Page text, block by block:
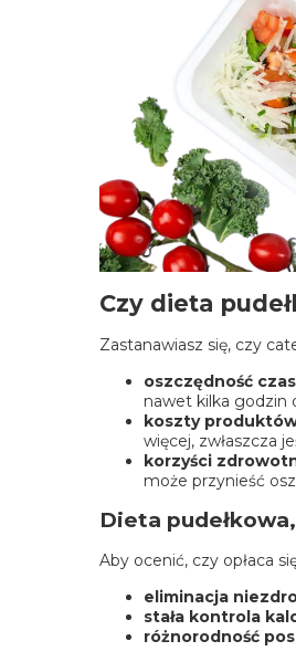
Czy dieta
Zastanawiasz się, czy
oszczędność
nawet kilka godzin
koszty
więcej, zwłaszcza
korzyści
może przynieść
Dieta
Aby ocenić, czy opłaca
eliminacja
stała kontrola
różnorodność